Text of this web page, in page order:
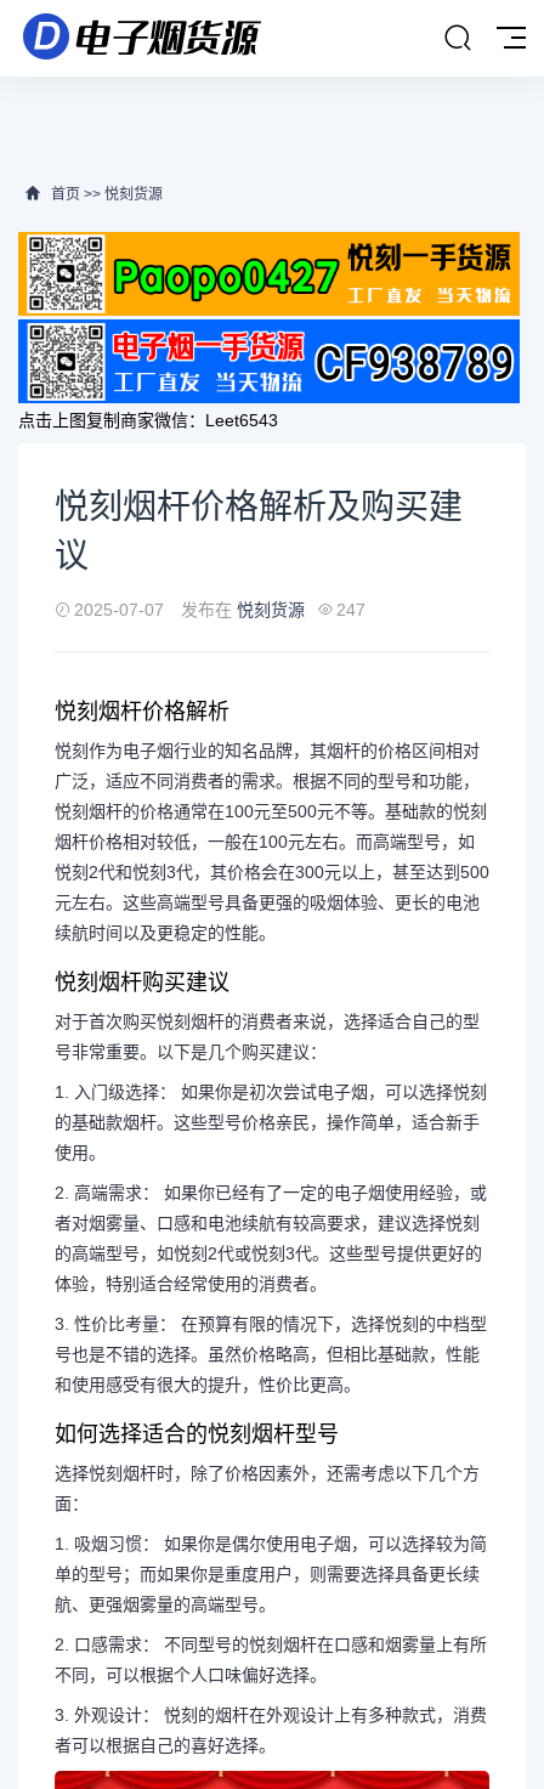
首页 >> 悦刻货源
点击上图复制商家微信： Leet6543
悦刻烟杆价格解析及购买建
议
2025-07-07 发布在 悦刻货源 247
悦刻烟杆价格解析
悦刻作为电子烟行业的知名品牌，其烟杆的价格区间相对
广泛，适应不同消费者的需求。根据不同的型号和功能，
悦刻烟杆的价格通常在100元至500元不等。基础款的悦刻
烟杆价格相对较低，一般在100元左右。而高端型号，如
悦刻2代和悦刻3代，其价格会在300元以上，甚至达到500
元左右。这些高端型号具备更强的吸烟体验、更长的电池
续航时间以及更稳定的性能。
悦刻烟杆购买建议
对于首次购买悦刻烟杆的消费者来说，选择适合自己的型
号非常重要。以下是几个购买建议：
1. 入门级选择： 如果你是初次尝试电子烟，可以选择悦刻
的基础款烟杆。这些型号价格亲民，操作简单，适合新手
使用。
2. 高端需求： 如果你已经有了一定的电子烟使用经验，或
者对烟雾量、口感和电池续航有较高要求，建议选择悦刻
的高端型号，如悦刻2代或悦刻3代。这些型号提供更好的
体验，特别适合经常使用的消费者。
3. 性价比考量： 在预算有限的情况下，选择悦刻的中档型
号也是不错的选择。虽然价格略高，但相比基础款，性能
和使用感受有很大的提升，性价比更高。
如何选择适合的悦刻烟杆型号
选择悦刻烟杆时，除了价格因素外，还需考虑以下几个方
面：
1. 吸烟习惯： 如果你是偶尔使用电子烟，可以选择较为简
单的型号；而如果你是重度用户，则需要选择具备更长续
航、更强烟雾量的高端型号。
2. 口感需求： 不同型号的悦刻烟杆在口感和烟雾量上有所
不同，可以根据个人口味偏好选择。
3. 外观设计： 悦刻的烟杆在外观设计上有多种款式，消费
者可以根据自己的喜好选择。